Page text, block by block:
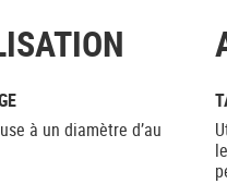
à un diamètre d’au